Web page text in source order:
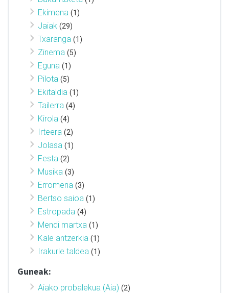
Ekimena (1)
Jaiak (29)
Txaranga (1)
Zinema (5)
Eguna (1)
Pilota (5)
Ekitaldia (1)
Tailerra (4)
Kirola (4)
Irteera (2)
Jolasa (1)
Festa (2)
Musika (3)
Erromeria (3)
Bertso saioa (1)
Estropada (4)
Mendi martxa (1)
Kale antzerkia (1)
Irakurle taldea (1)
Guneak:
Aiako probalekua (Aia) (2)